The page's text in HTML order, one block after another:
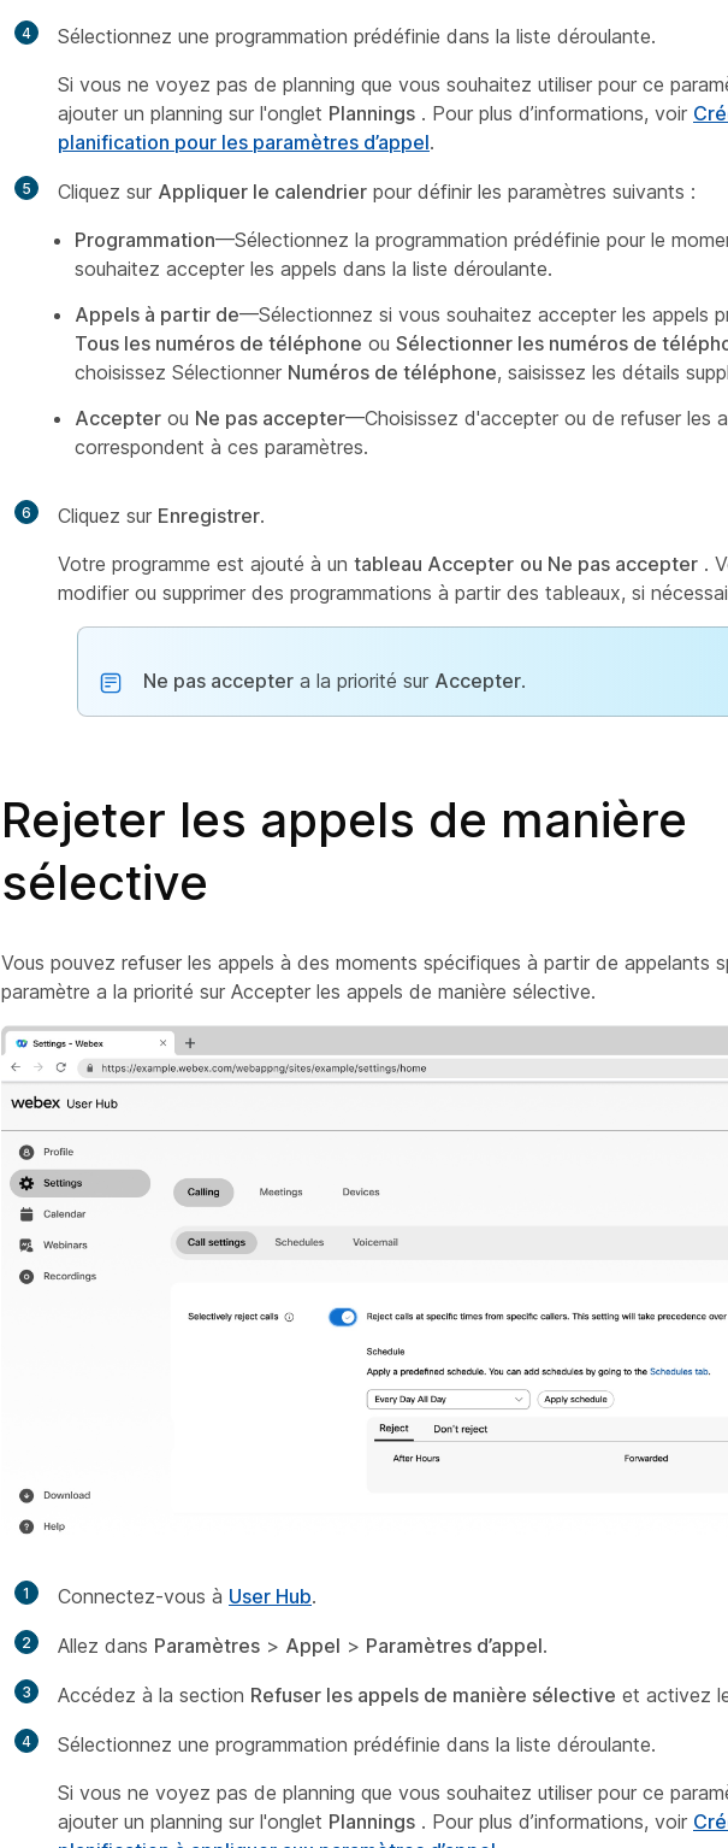
4
Sélectionnez une programmation prédéfinie dans la liste déroulante.
Si vous ne voyez pas de planning que vous souhaitez utiliser pour ce
ajouter un planning sur l'onglet Plannings . Pour plus d’informations, voir
planification pour les paramètres d’appel.
5 Cliquez sur Appliquer le calendrier pour définir les paramètres suivants :
Programmation—Sélectionnez la programmation prédéfinie pour le
souhaitez accepter les appels dans la liste déroulante.
Appels à partir de—Sélectionnez si vous souhaitez accepter les appels
Tous les numéros de téléphone ou Sélectionner les numéros de
choisissez Sélectionner Numéros de téléphone, saisissez les détails
Accepter ou Ne pas accepter—Choisissez d'accepter ou de refuser les
correspondent à ces paramètres.
6 Cliquez sur Enregistrer.
Votre programme est ajouté à un tableau Accepter ou Ne pas accepter .
modifier ou supprimer des programmations à partir des tableaux, si
Ne pas accepter a la priorité sur Accepter.
Rejeter les appels de manière
sélective
Vous pouvez refuser les appels à des moments spécifiques à partir de appelants
paramètre a la priorité sur Accepter les appels de manière sélective.
1 Connectez-vous à User Hub.
2 Allez dans Paramètres > Appel > Paramètres d’appel.
3 Accédez à la section Refuser les appels de manière sélective et activez
4
Sélectionnez une programmation prédéfinie dans la liste déroulante.
Si vous ne voyez pas de planning que vous souhaitez utiliser pour ce
ajouter un planning sur l'onglet Plannings . Pour plus d’informations, voir